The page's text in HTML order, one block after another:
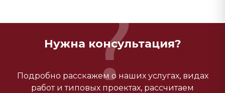
Нужна консультация?
Подробно расскажем о наших услугах, видах
работ и типовых проектах, рассчитаем